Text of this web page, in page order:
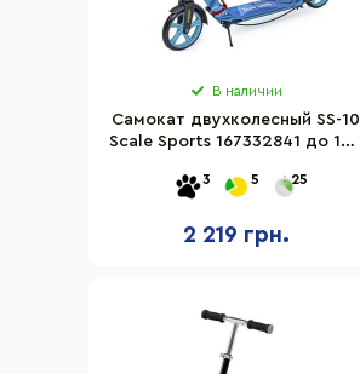
В наличии
Самокат двухколесный SS-10
Scale Sports 167332841 до 100
3 5 25
2 219 грн.